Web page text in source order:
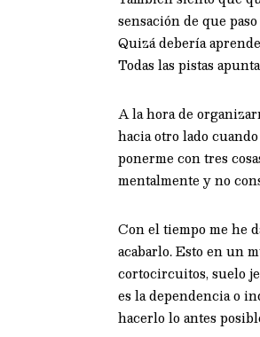
sensación de que
Quizá debería
Todas las pistas
A la hora de
hacia otro lado
ponerme con tres
mentalmente y no
Con el tiempo me he
acabarlo. Esto en un
cortocircuitos, suelo
es la dependencia o
hacerlo lo antes